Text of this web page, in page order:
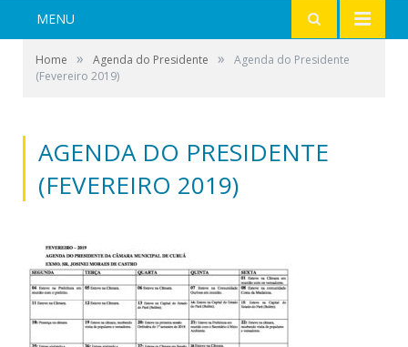
MENU
Home » Agenda do Presidente »
Agenda do Presidente
(Fevereiro 2019)
AGENDA DO PRESIDENTE
(FEVEREIRO 2019)